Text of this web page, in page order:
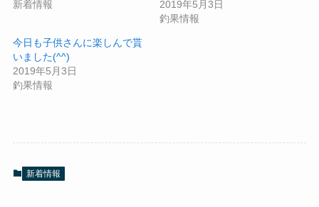
新着情報
2019年5月3日
釣果情報
今日も子供さんに楽しんで貰
いました(^^)
2019年5月3日
釣果情報
新着情報